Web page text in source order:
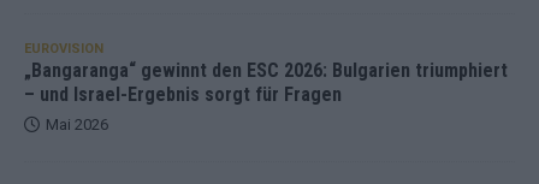
EUROVISION
„Bangaranga“ gewinnt den ESC 2026: Bulgarien triumphiert
– und Israel-Ergebnis sorgt für Fragen
Mai 2026